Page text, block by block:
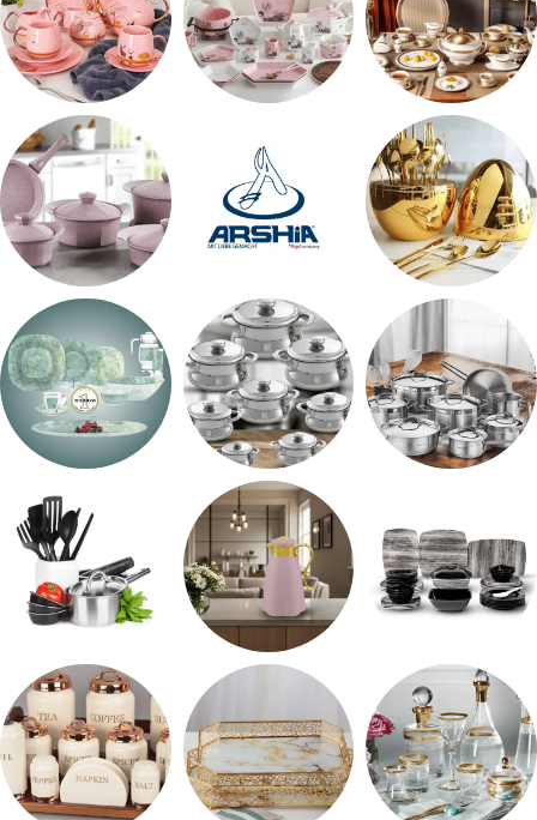
طقم سفره شاي بالجاتوه
ARSHiA حلل جرانيت
حلل المونيا
طقم ميلامين ترمس شاي رفايع المطبخ